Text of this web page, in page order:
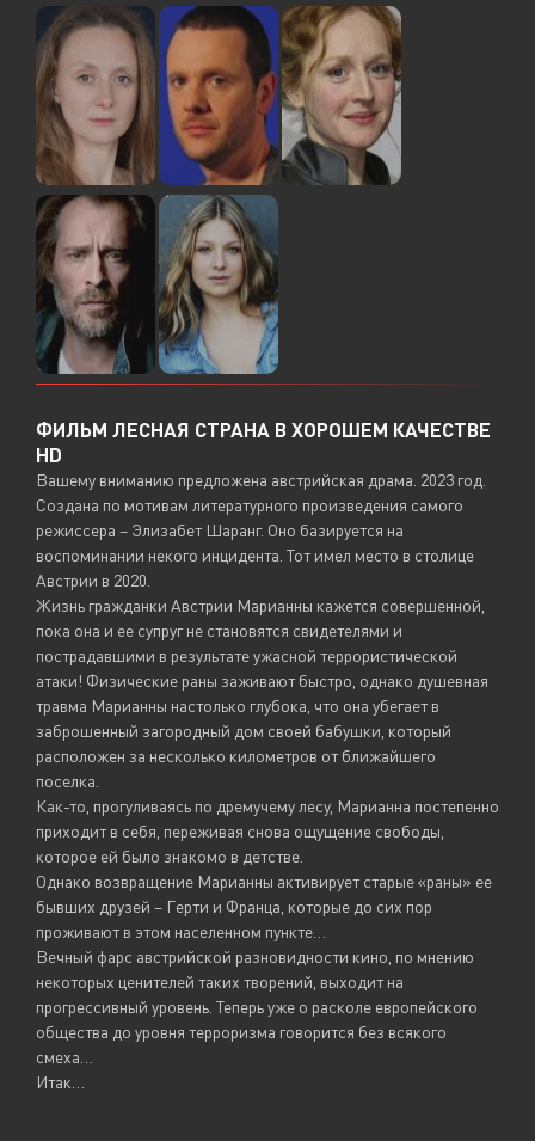
ФИЛЬМ ЛЕСНАЯ СТРАНА В ХОРОШЕМ КАЧЕСТВЕ
HD
Вашему вниманию предложена австрийская драма. 2023 год.
Создана по мотивам литературного произведения самого
режиссера – Элизабет Шаранг. Оно базируется на
воспоминании некого инцидента. Тот имел место в столице
Австрии в 2020.
Жизнь гражданки Австрии Марианны кажется совершенной,
пока она и ее супруг не становятся свидетелями и
пострадавшими в результате ужасной террористической
атаки! Физические раны заживают быстро, однако душевная
травма Марианны настолько глубока, что она убегает в
заброшенный загородный дом своей бабушки, который
расположен за несколько километров от ближайшего
поселка.
Как-то, прогуливаясь по дремучему лесу, Марианна постепенно
приходит в себя, переживая снова ощущение свободы,
которое ей было знакомо в детстве.
Однако возвращение Марианны активирует старые «раны» ее
бывших друзей – Герти и Франца, которые до сих пор
проживают в этом населенном пункте…
Вечный фарс австрийской разновидности кино, по мнению
некоторых ценителей таких творений, выходит на
прогрессивный уровень. Теперь уже о расколе европейского
общества до уровня терроризма говорится без всякого
смеха…
Итак…